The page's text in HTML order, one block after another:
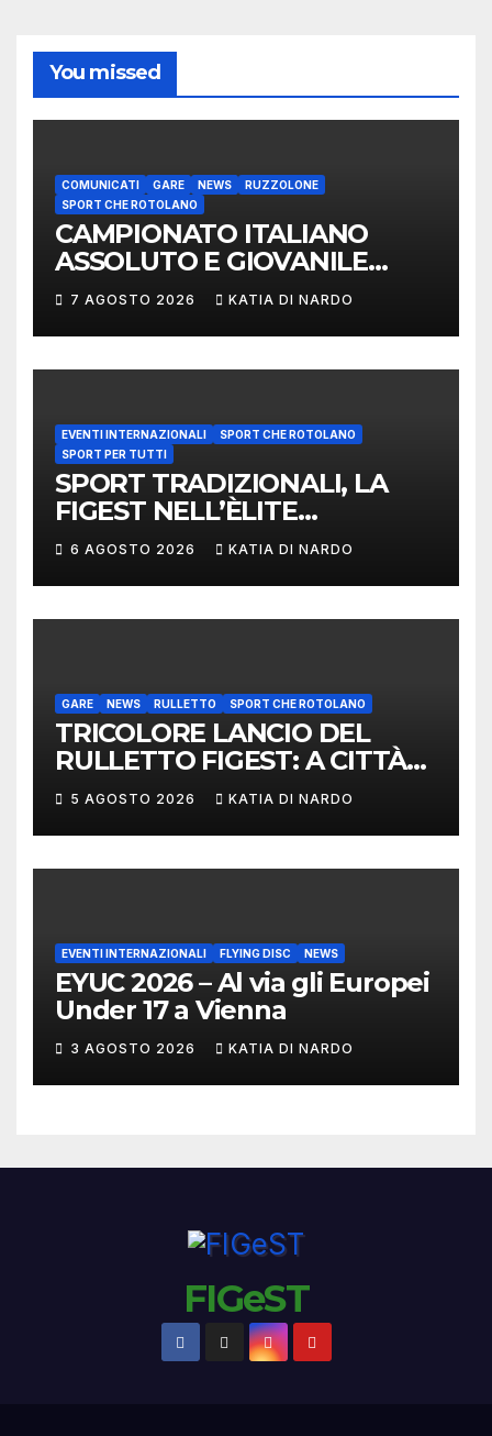
You missed
COMUNICATI GARE NEWS
RUZZOLONE
SPORT CHE ROTOLANO
CAMPIONATO ITALIANO
ASSOLUTO E GIOVANILE
LANCIO DEL RUZZOLONE
7 AGOSTO 2026 KATIA DI NARDO
EVENTI INTERNAZIONALI
SPORT CHE ROTOLANO
SPORT PER TUTTI
SPORT TRADIZIONALI, LA
FIGEST NELL’ÈLITE
MONDIALE: LA
DELEGAZIONE ITALIANA
PROTAGONISTA AL
CONVEGNO TAFISA A
6 AGOSTO 2026 KATIA DI NARDO
GARE NEWS RULLETTO SPORT CHE ROTOLANO
TRICOLORE LANCIO DEL
RULLETTO FIGEST: A CITTÀ
DI CASTELLO VINCONO
MARCHIGIANI ED UMBRI
5 AGOSTO 2026 KATIA DI NARDO
EVENTI INTERNAZIONALI FLYING DISC NEWS
EYUC 2026 – Al via gli Europei
Under 17 a Vienna
3 AGOSTO 2026 KATIA DI NARDO
FIGeST